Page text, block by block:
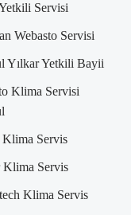
Servisi
Webasto Servisi
Yılkar Yetkili Bayii
Klima Servisi
Servis
Klima Servis
Klima Servis